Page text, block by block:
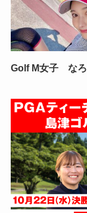
Golf M女子 なろ